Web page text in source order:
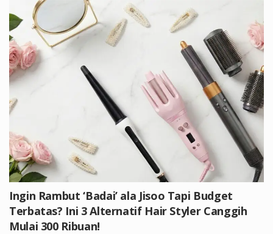
Ingin Rambut ‘Badai’ ala Jisoo Tapi Budget
Terbatas? Ini 3 Alternatif Hair Styler Canggih
Mulai 300 Ribuan!